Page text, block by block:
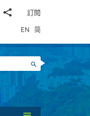
郵WhatsApp
微
信
面
書Twitter
LinkedIn
微
訂閱
EN 简
搜尋